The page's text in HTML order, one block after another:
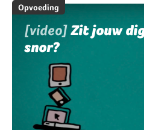
Opvoeding
[video]Zit jouw
snor?